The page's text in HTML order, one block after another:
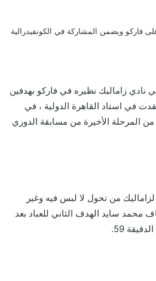
نادي زاماليك نظيره في فاركو بهدفين
في استاد القاهرة الدولية ، في
من المرحلة الأخيرة من مسابقة الدوري
من تحول لا لبس فيه وغير
الدقيقة 26 ، وأضاف محمد سايد الهدف الثاني للعباد بعد
59.